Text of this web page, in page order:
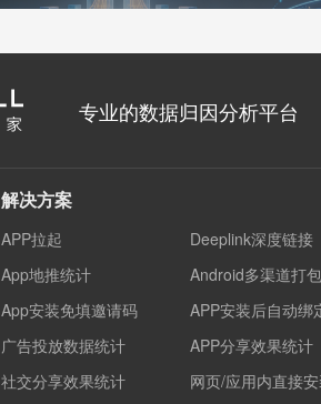
专业的数据归因分析平台
解决方案
APP拉起
Deeplink深度链接
App地推统计
Android多渠道打包
App安装免填邀请码
APP安装后自动绑
广告投放数据统计
APP分享效果统计
社交分享效果统计
网页/应用内直接